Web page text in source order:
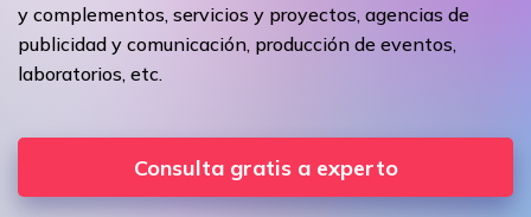
y complementos, servicios y proyectos, agencias de
publicidad y comunicación, producción de eventos,
laboratorios, etc.
Consulta gratis a experto